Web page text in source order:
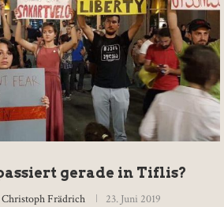
gerade in Tiflis?
Christoph Frädrich 23. Juni 2019